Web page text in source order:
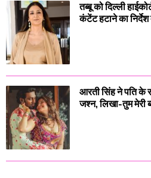
तब्बू को दिल्ली
कंटेंट हटाने का निर्देश
आरती सिंह ने पति के
जश्न, लिखा-तुम मेरी